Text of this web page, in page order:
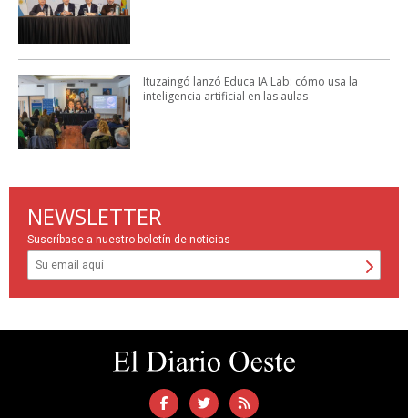
Ituzaingó lanzó Educa IA Lab: cómo usa la
inteligencia artificial en las aulas
NEWSLETTER
Suscríbase a nuestro boletín de noticias